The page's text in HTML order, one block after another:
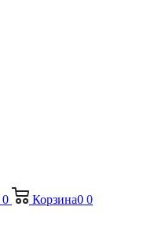
0 Корзина0 0